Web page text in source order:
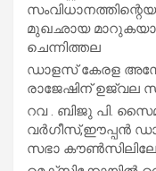
മുഖഛായ
ചെന്നിത്തല
ഡാളസ് കേരള
രാജേഷിന് ഉജ്വല
റവ . ബിജു പി.
വർഗീസ്,ഈപ്പൻ
സഭാ